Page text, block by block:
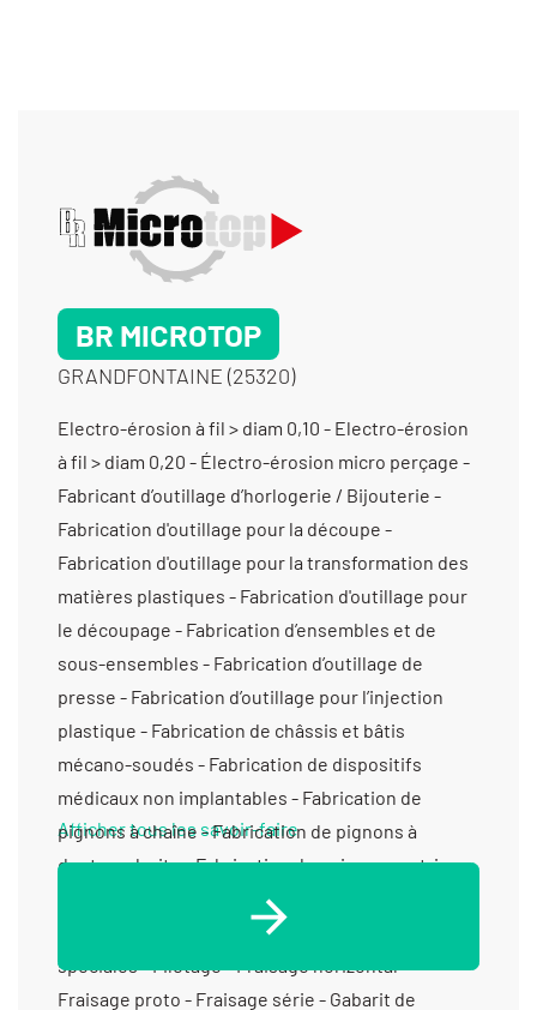
BR MICROTOP
GRANDFONTAINE (25320)
Electro-érosion à fil > diam 0,10 - Electro-érosion à fil > diam 0,20 - Électro-érosion micro perçage - Fabricant d’outillage d’horlogerie / Bijouterie - Fabrication d'outillage pour la découpe - Fabrication d'outillage pour la transformation des matières plastiques - Fabrication d'outillage pour le découpage - Fabrication d’ensembles et de sous-ensembles - Fabrication d’outillage de presse - Fabrication d’outillage pour l’injection plastique - Fabrication de châssis et bâtis mécano-soudés - Fabrication de dispositifs médicaux non implantables - Fabrication de pignons à chaîne - Fabrication de pignons à denture droite - Fabrication de poinçon-matrice - Fabrication de poulies crantées - Fabrication de sous-ensembles et d'ensembles pour machines spéciales - Filetage - Fraisage horizontal - Fraisage proto - Fraisage série - Gabarit de contrôle/ Maquette de contrôle - Gravure - Gravure mécanique - Laser (gravure et marquage) - Maintenance d’outillage - Maintenance de matériels de production - Maintenance industrielle - Mécanique générale - Mécanique générale de précision - Mécano soudure - Moletage - Montage d’usinages - Perçage - Prototypes (fabrication petite série) - Rectification cylindrique exter - Rectification cylindrique inter - Rectification plane - Taraudage
Afficher tous les savoir-faire